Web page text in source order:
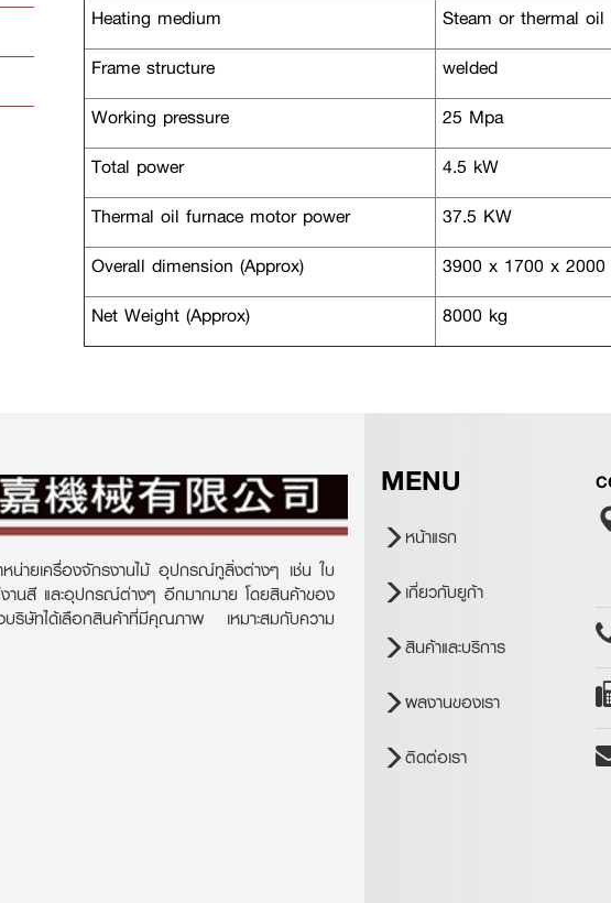
Heating medium
Steam or thermal oil
Frame structure
welded
Working pressure
25 Mpa
Total power
4.5 kW
Thermal oil furnace motor power
37.5 KW
Overall dimension (Approx)
3900 x 1700 x
Net Weight (Approx)
8000 kg
ายเครื่องจักรงานไม้ อุปกรณ์ทูลิ่งต่างๆ เช่น ใบ
นสี และอุปกรณ์ต่างๆ อีกมากมาย โดยสินค้าของ
บริษัทได้เลือกสินค้าที่มีคุณภาพ เหมาะสมกับความ
MENU
หน้าแรก
เกี่ยวกับยูก้า
สินค้าและบริการ
ผลงานของเรา
ติดต่อเรา